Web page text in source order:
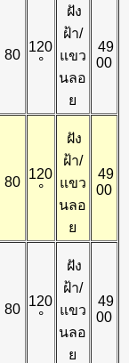
80
120
°
ฝัง
ฝ้า/
แขว
นลอ
ย
49
00
80
120
°
ฝัง
ฝ้า/
แขว
นลอ
ย
49
00
80
120
°
ฝัง
ฝ้า/
แขว
นลอ
ย
49
00